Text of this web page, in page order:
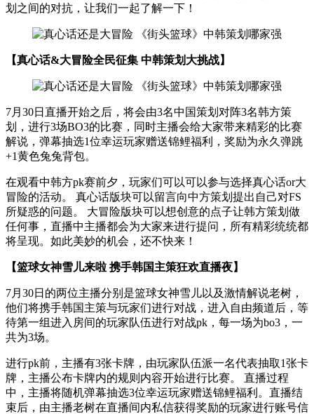
划之间的对抗，让我们一起了解一下！
【真心话&大冒险全民征集 中韩策划大挑战】
7月30日直播开始之后，将会由3名中国策划对阵3名韩方策
划，进行3场BO3的比赛，同时主播会给大家带来精彩的比赛
解说，弹幕抽选1位幸运玩家赠送锦鲤福利，奖励为永久弹跳
+1黄色兔兔背包。
在观看中韩方pk赛前夕，玩家们可以可以参与选择真心话or大
冒险的活动。 真心话版块可以留言向中方策划提出自己对FS
所疑惑的问题。 大冒险版块可以想创意的点子让韩方策划做
任何事，直播中主播都会为大家来进行提问，所有精彩统统都
将呈现。如此美妙的机会，还不快来！
【篮球女神雪儿来啦 携手韩国主策狂欢直播夜】
7月30日的两位主播分别是篮球女神雪儿以及激情解说老树，
他们将携手韩国主策与玩家们进行对战，进入自由频道后，等
待第一组进入房间的玩家队伍进行对战pk，每一场为bo3，一
共为3场。
进行pk前，主播有3张卡牌，由玩家队伍派一名代表抽取1张卡
牌，主播公布卡牌内的规则内容开始进行比赛。 直播过程
中，主播将随机弹幕抽选3位幸运玩家赠送锦鲤福利。直播结
束后，由主播老树在直播间内私信获得奖励的玩家进行账号信